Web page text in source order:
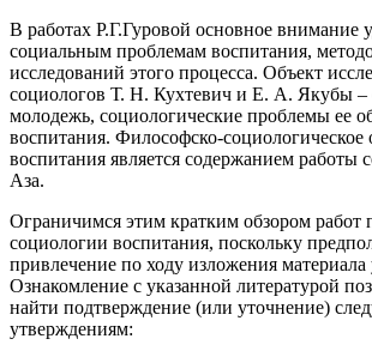
В работах Р.Г.Гуровой основное внимание
социальным проблемам воспитания,
исследований этого процесса. Объект
социологов Т. Н. Кухтевич и Е. А. Якубы –
молодежь, социологические проблемы ее
воспитания. Философско-социологическое
воспитания является содержанием работы
Аза.
Ограничимся этим кратким обзором работ
социологии воспитания, поскольку
привлечение по ходу изложения материала
Ознакомление с указанной литературой
найти подтверждение (или уточнение)
утверждениям: